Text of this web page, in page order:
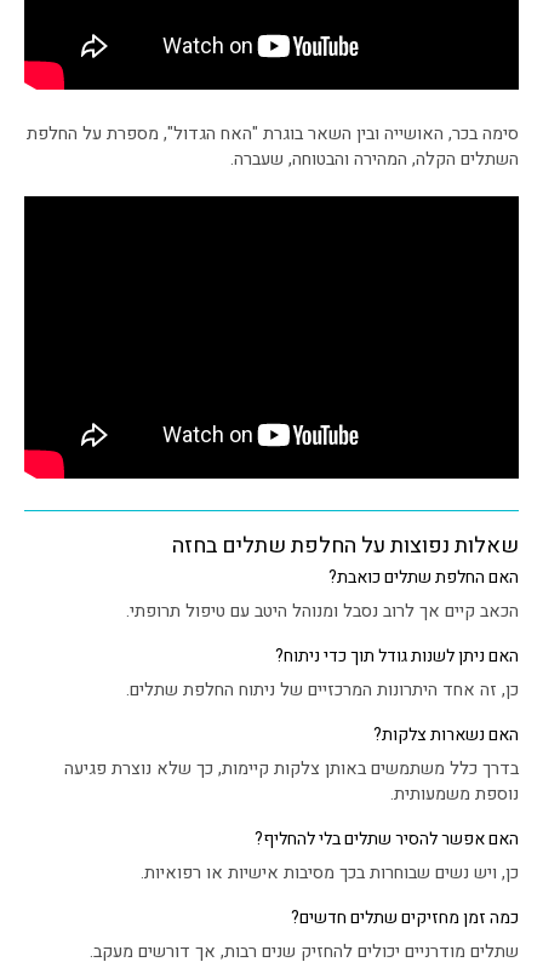
סימה בכר, האושייה ובין השאר בוגרת "האח הגדול", מספרת על החלפת
השתלים הקלה, המהירה והבטוחה, שעברה.
שאלות נפוצות על החלפת שתלים בחזה
האם החלפת שתלים כואבת?
הכאב קיים אך לרוב נסבל ומנוהל היטב עם טיפול תרופתי.
האם ניתן לשנות גודל תוך כדי ניתוח?
כן, זה אחד היתרונות המרכזיים של ניתוח החלפת שתלים.
האם נשארות צלקות?
בדרך כלל משתמשים באותן צלקות קיימות, כך שלא נוצרת פגיעה
נוספת משמעותית.
האם אפשר להסיר שתלים בלי להחליף?
כן, ויש נשים שבוחרות בכך מסיבות אישיות או רפואיות.
כמה זמן מחזיקים שתלים חדשים?
שתלים מודרניים יכולים להחזיק שנים רבות, אך דורשים מעקב.